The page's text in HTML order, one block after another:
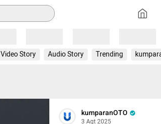
Video Story Audio Story Trending
kumparanOTO
3 Agt 2025